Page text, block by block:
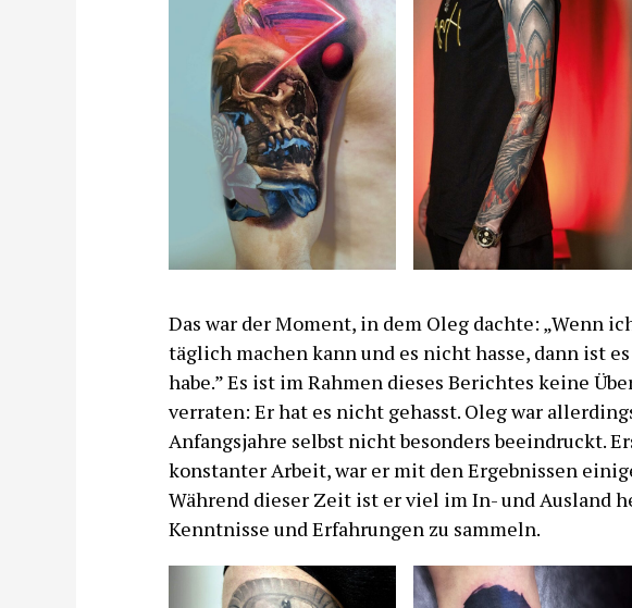
Das war der Moment, in dem Oleg dachte: „Wenn
täglich machen kann und es nicht hasse, dann ist
habe.” Es ist im Rahmen dieses Berichtes keine
verraten: Er hat es nicht gehasst. Oleg war
Anfangsjahre selbst nicht besonders beeindruckt.
konstanter Arbeit, war er mit den Ergebnissen
Während dieser Zeit ist er viel im In- und Ausland
Kenntnisse und Erfahrungen zu sammeln.